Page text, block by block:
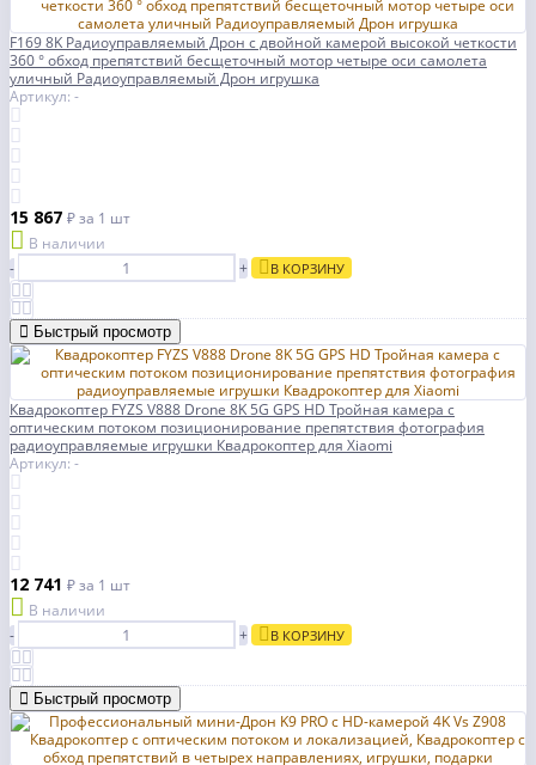
F169 8K Радиоуправляемый Дрон с двойной камерой высокой четкости
360 ° обход препятствий бесщеточный мотор четыре оси самолета
уличный Радиоуправляемый Дрон игрушка
Артикул: -
15 867 ₽за 1 шт
В наличии
-
+ В КОРЗИНУ
Быстрый просмотр
Квадрокоптер FYZS V888 Drone 8K 5G GPS HD Тройная камера с
оптическим потоком позиционирование препятствия фотография
радиоуправляемые игрушки Квадрокоптер для Xiaomi
Артикул: -
12 741 ₽за 1 шт
В наличии
-
+ В КОРЗИНУ
Быстрый просмотр